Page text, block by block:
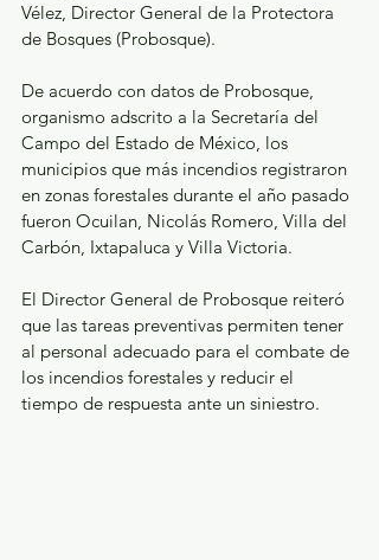
Vélez, Director General de la Protectora
de Bosques (Probosque).
De acuerdo con datos de Probosque,
organismo adscrito a la Secretaría del
Campo del Estado de México, los
municipios que más incendios registraron
en zonas forestales durante el año pasado
fueron Ocuilan, Nicolás Romero, Villa del
Carbón, Ixtapaluca y Villa Victoria.
El Director General de Probosque reiteró
que las tareas preventivas permiten tener
al personal adecuado para el combate de
los incendios forestales y reducir el
tiempo de respuesta ante un siniestro.